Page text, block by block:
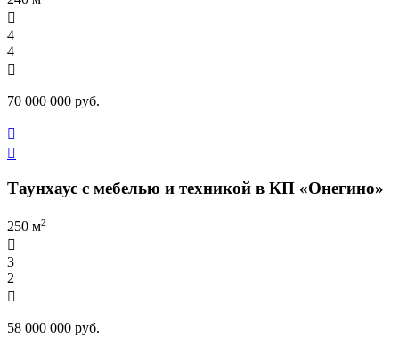

4
4

70 000 000 руб.


Таунхаус с мебелью и техникой в КП «Онегино»
250 м2

3
2

58 000 000 руб.